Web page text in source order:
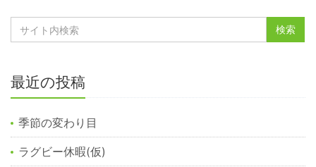
最近の投稿
季節の変わり目
ラグビー休暇(仮)